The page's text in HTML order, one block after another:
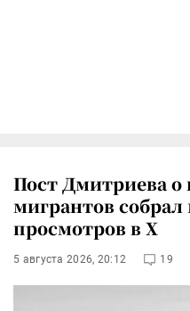
Пост Дмитриева о
мигрантов
просмотров в X
5 августа 2026, 20:12 19